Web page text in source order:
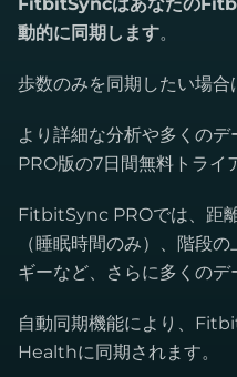
動的に同期します。
歩数のみを同期したい場合
より詳細な分析や多くのデ
PRO版の7日間無料トライ
FitbitSync PROでは、距
（睡眠時間のみ）、階段
ギーなど、さらに多くのデ
自動同期機能により、
Healthに同期されます。